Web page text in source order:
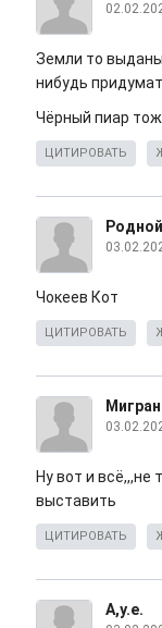
Земли то выданы
нибудь
Чёрный пиар
ЦИТИРОВАТЬ
Родной
Чокеев Кот
ЦИТИРОВАТЬ
Ну вот и всё,,,не
выставить
ЦИТИРОВАТЬ
А,у.е.